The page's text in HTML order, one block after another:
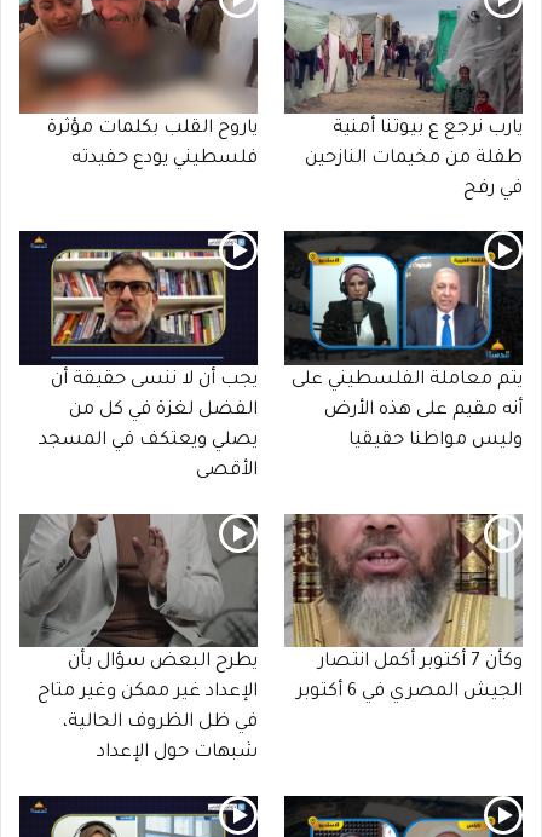
يارب نرجع ع بيوتنا أمنية
طفلة من مخيمات النازحين
في رفح
ياروح القلب بكلمات مؤثرة
فلسطيني يودع حفيدته
يتم معاملة الفلسطيني على
أنه مقيم على هذه الأرض
وليس مواطنا حقيقيا
يجب أن لا ننسى حقيقة أن
الفضل لغزة في كل من
يصلي ويعتكف في المسجد
الأقصى
وكأن 7 أكتوبر أكمل انتصار
الجيش المصري في 6 أكتوبر
يطرح البعض سؤال بأن
الإعداد غير ممكن وغير متاح
في ظل الظروف الحالية،
شبهات حول الإعداد